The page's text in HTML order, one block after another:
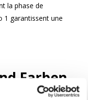
la phase de
1 garantissent une
Farben